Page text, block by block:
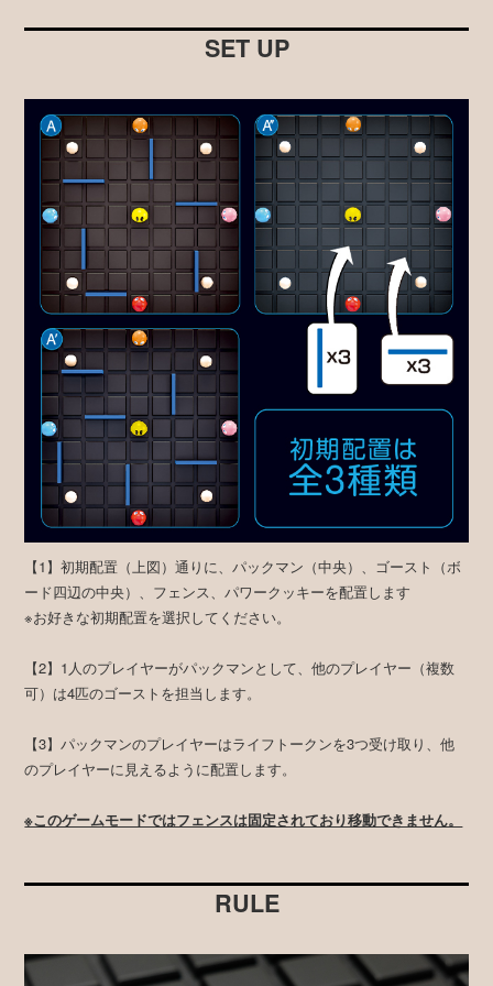
SET UP
【1】初期配置（上図）通りに、パックマン（中央）、ゴースト（ボ
ード四辺の中央）、フェンス、パワークッキーを配置します
※お好きな初期配置を選択してください。
【2】1人のプレイヤーがパックマンとして、他のプレイヤー（複数
可）は4匹のゴーストを担当します。
【3】パックマンのプレイヤーはライフトークンを3つ受け取り、他
のプレイヤーに見えるように配置します。
※このゲームモードではフェンスは固定されており移動できません。
RULE